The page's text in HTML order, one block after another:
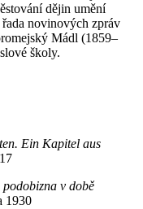
dějin umění
novinových zpráv
Mádl (1859–
školy.
Ein Kapitel aus
v době
1930